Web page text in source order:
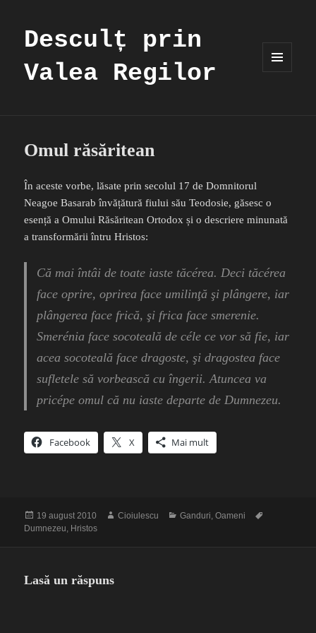
Desculț prin
Valea Regilor
Omul răsăritean
În aceste vorbe, lăsate prin secolul 17 de Domnitorul
Neagoe Basarab învățătură fiului său Teodosie, găsesc o
esență a Omului Răsăritean Ortodox și o descriere minunată
a transformării întru Hristos:
Că mai întâi de toate iaste tăcérea. Deci tăcérea
face oprire, oprirea face umilinţă şi plângere, iar
plângerea face frică, şi frica face smerenie.
Smerénia face socoteală de céle ce vor să fie, iar
acea socoteală face dragoste, şi dragostea face
sufletele să vorbească cu îngerii. Atuncea va
pricépe omul că nu iaste departe de Dumnezeu.
Facebook X Mai mult
Publicat
pe
19 august 2010 Autor
Cioiulescu Categorii
Ganduri,Oameni
Dumnezeu, Hristos
Lasă un răspuns